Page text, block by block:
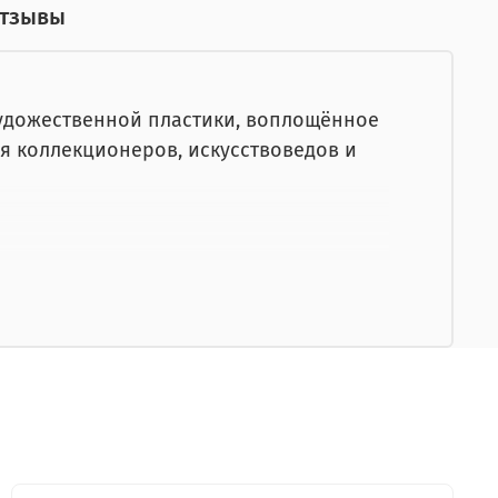
пластики, воплощённое
искусствоведов и